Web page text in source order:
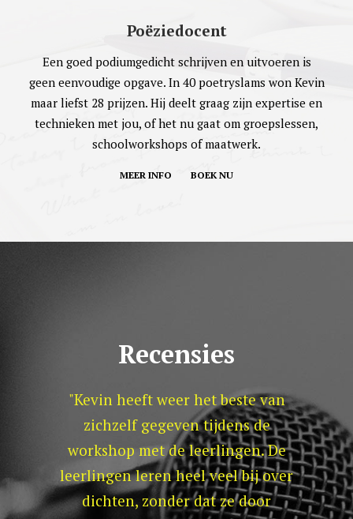
Poëziedocent
Een goed podiumgedicht schrijven en uitvoeren is
geen eenvoudige opgave. In 40 poetryslams won Kevin
maar liefst 28 prijzen. Hij deelt graag zijn expertise en
technieken met jou, of het nu gaat om groepslessen,
schoolworkshops of maatwerk.
MEER INFO BOEK NU
Recensies
"Kevin heeft weer het beste van
zichzelf gegeven tijdens de
workshop met de leerlingen. De
leerlingen leren heel veel bij over
dichten, zonder dat ze door
"De
kreeg